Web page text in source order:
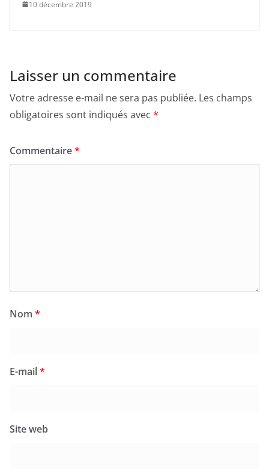
10 décembre 2019
Laisser un commentaire
Votre adresse e-mail ne sera pas publiée. Les champs
obligatoires sont indiqués avec *
Commentaire*
Nom *
E-mail*
Site web